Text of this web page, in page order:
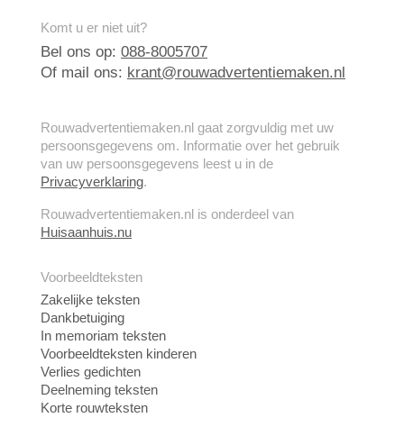
Komt u er niet uit?
Bel ons op: 088-8005707
Of mail ons: krant@rouwadvertentiemaken.nl
Rouwadvertentiemaken.nl gaat zorgvuldig met uw
persoonsgegevens om. Informatie over het gebruik
van uw persoonsgegevens leest u in de
Privacyverklaring.
Rouwadvertentiemaken.nl is onderdeel van
Huisaanhuis.nu
Voorbeeldteksten
Zakelijke teksten
Dankbetuiging
In memoriam teksten
Voorbeeldteksten kinderen
Verlies gedichten
Deelneming teksten
Korte rouwteksten